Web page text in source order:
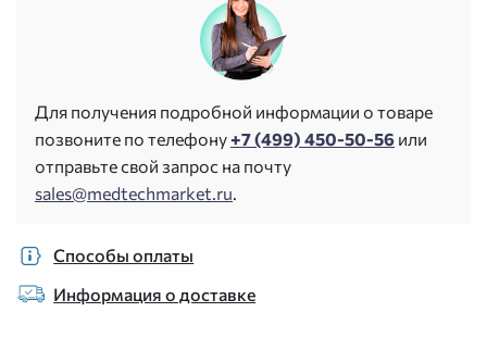
Для получения подробной информации о товаре
позвоните по телефону+7 (499) 450-50-56 или
отправьте свой запрос на почту
sales@medtechmarket.ru.
Способы оплаты
Информация о доставке